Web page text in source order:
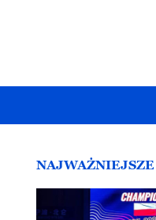
NAJWAŻNIEJSZE